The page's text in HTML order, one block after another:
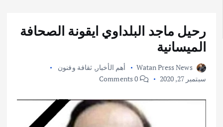
رحيل ماجد البلداوي ايقونة الصحافة
الميسانية
Watan Press News أهم الأخبار, ثقافة وفنون
سبتمبر 27, 2020